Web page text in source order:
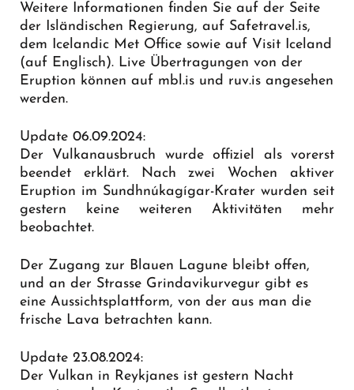
Weitere Informationen finden Sie auf der Seite
der Isländischen Regierung, auf Safetravel.is,
dem Icelandic Met Office sowie auf Visit Iceland
(auf Englisch). Live Übertragungen von der
Eruption können auf mbl.is und ruv.is angesehen
werden.
Update 06.09.2024:
Der Vulkanausbruch wurde offiziel als vorerst
beendet erklärt. Nach zwei Wochen aktiver
Eruption im Sundhnúkagígar-Krater wurden seit
gestern keine weiteren Aktivitäten mehr
beobachtet.
Der Zugang zur Blauen Lagune bleibt offen,
und an der Strasse Grindavikurvegur gibt es
eine Aussichtsplattform, von der aus man die
frische Lava betrachten kann.
Update 23.08.2024:
Der Vulkan in Reykjanes ist gestern Nacht